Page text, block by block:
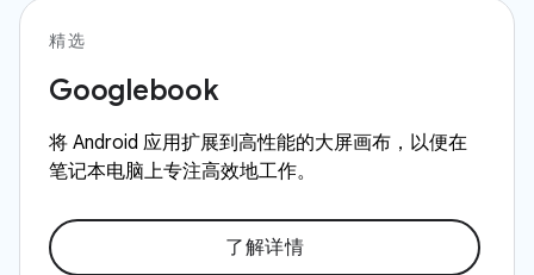
精选
Googlebook
将 Android 应用扩展到高性能的大屏画布，以便在
笔记本电脑上专注高效地工作。
了解详情